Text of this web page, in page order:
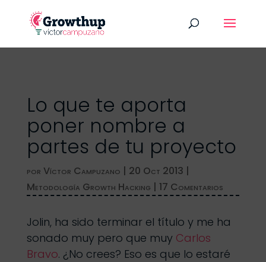
Lo que te aporta
poner nombre a
partes de tu proyecto
por Víctor Campuzano | 20 Oct 2013 |
Metodología Growth Hacking | 17 Comentarios
Jolin, ha sido terminar el título y me ha
sonado muy pero que muy Carlos
Bravo. ¿No crees? Eso es que lo estaré